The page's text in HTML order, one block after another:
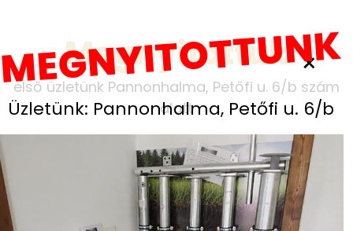
×
Üzletünk: Pannonhalma, Petőfi u. 6/b
Megnyitottuk
első üzletünk Pannonhalma, Petőfi u. 6/b szám
alatt